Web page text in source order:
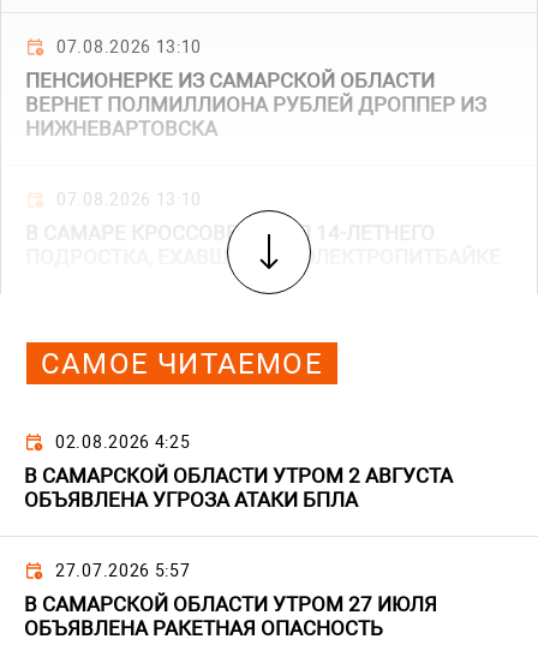
07.08.2026 13:10
ПЕНСИОНЕРКЕ ИЗ САМАРСКОЙ ОБЛАСТИ
ВЕРНЕТ ПОЛМИЛЛИОНА РУБЛЕЙ ДРОППЕР ИЗ
НИЖНЕВАРТОВСКА
07.08.2026 13:10
В САМАРЕ КРОССОВЕР СБИЛ 14-ЛЕТНЕГО
ПОДРОСТКА, ЕХАВШЕГО НА ЭЛЕКТРОПИТБАЙКЕ
САМОЕ ЧИТАЕМОЕ
02.08.2026 4:25
В САМАРСКОЙ ОБЛАСТИ УТРОМ 2 АВГУСТА
ОБЪЯВЛЕНА УГРОЗА АТАКИ БПЛА
27.07.2026 5:57
В САМАРСКОЙ ОБЛАСТИ УТРОМ 27 ИЮЛЯ
ОБЪЯВЛЕНА РАКЕТНАЯ ОПАСНОСТЬ